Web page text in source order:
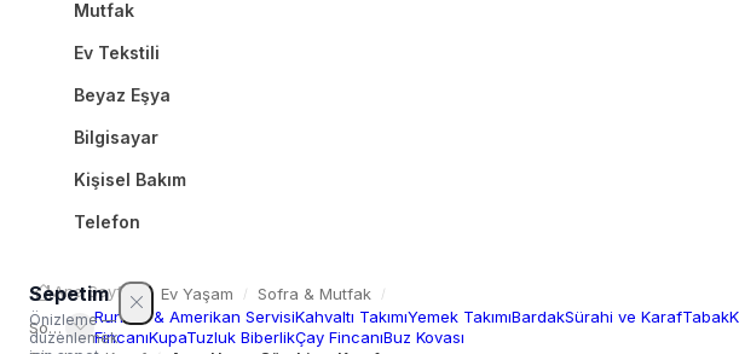
Mutfak
Ev Tekstili
Beyaz Eşya
Bilgisayar
Kişisel Bakım
Telefon
Sepetim
Önizleme —
düzenlemek
Ana Sayfa / Ev Yaşam / Sofra & Mutfak /
Sofra
Runner & Amerikan ServisiKahvaltı TakımıYemek TakımıBardakSürahi ve KarafTabak
FincanıKupaTuzluk BiberlikÇay FincanıBuz Kovası